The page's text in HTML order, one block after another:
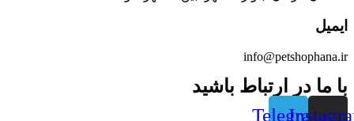
ایمیل
info@petshophana.ir
با ما در ارتباط باشید
Telegram